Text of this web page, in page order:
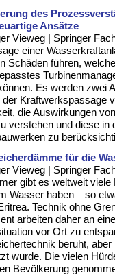
des
Ansätze
Vieweg | Springer
einer
Schäden führen,
Es werden zwei
der Kraftwerkspassage
die Auswirkungen
verstehen und diese in
zu
für die
Vieweg | Springer
gibt es weltweit
Wasser haben – so
Technik ohne
arbeiten daher an
vor Ort zu
beruht,
wurde. Die vielen
Bevölkerung